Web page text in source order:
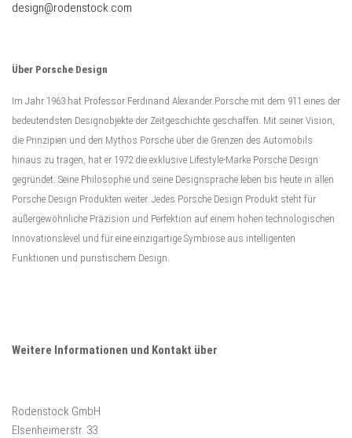
design@rodenstock.com
Über Porsche Design
Im Jahr 1963 hat Professor Ferdinand Alexander Porsche mit dem 911 eines der
bedeutendsten Designobjekte der Zeitgeschichte geschaffen. Mit seiner Vision,
die Prinzipien und den Mythos Porsche über die Grenzen des Automobils
hinaus zu tragen, hat er 1972 die exklusive Lifestyle-Marke Porsche Design
gegründet. Seine Philosophie und seine Designsprache leben bis heute in allen
Porsche Design Produkten weiter. Jedes Porsche Design Produkt steht für
außergewöhnliche Präzision und Perfektion auf einem hohen technologischen
Innovationslevel und für eine einzigartige Symbiose aus intelligenten
Funktionen und puristischem Design.
Weitere Informationen und Kontakt über
Rodenstock GmbH
Elsenheimerstr. 33